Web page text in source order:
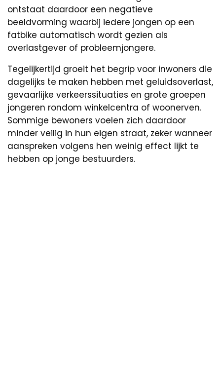
ontstaat daardoor een negatieve
beeldvorming waarbij iedere jongen op een
fatbike automatisch wordt gezien als
overlastgever of probleemjongere.
Tegelijkertijd groeit het begrip voor inwoners die
dagelijks te maken hebben met geluidsoverlast,
gevaarlijke verkeerssituaties en grote groepen
jongeren rondom winkelcentra of woonerven.
Sommige bewoners voelen zich daardoor
minder veilig in hun eigen straat, zeker wanneer
aanspreken volgens hen weinig effect lijkt te
hebben op jonge bestuurders.